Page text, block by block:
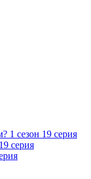
серия